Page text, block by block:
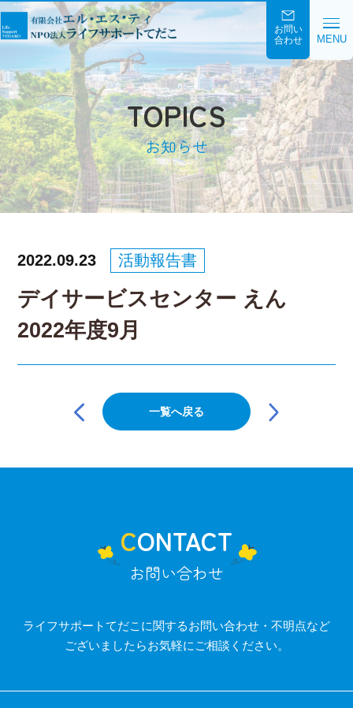
お問い
合わせ
MENU
TOPICS
お知らせ
デイサービスセンター えん
2022年度9月
2022.09.23 活動報告書
シ
一覧へ戻る
CONTACT
お問い合わせ
ライフサポートてだこに関するお問い合わせ・不明点など
ございましたらお気軽にご相談ください。